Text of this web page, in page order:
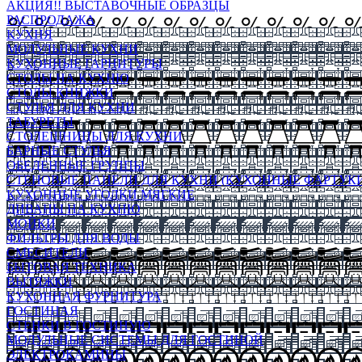
АКЦИЯ!! ВЫСТАВОЧНЫЕ ОБРАЗЦЫ
РАСПРОДАЖА
КУХНЯ
МОДУЛЬНЫЕ КУХНИ
КУХОННЫЕ ГАРНИТУРЫ
СТОЛЫ НА КУХНЮ
СТОЛЫ КНИЖКИ
СТУЛЬЯ ДЛЯ КУХНИ
ТАБУРЕТЫ
СТОЛЕШНИЦЫ ДЛЯ КУХНИ
БАРНЫЕ СТУЛЬЯ
ОБЕДЕННЫЕ ГРУППЫ
СТЕНОВЫЕ ПАНЕЛИ ДЛЯ КУХНИ (КУХОННЫЕ
КУХОННЫЕ УГОЛКИ МЯГКИЕ
ДИВАНЫ НА КУХНЮ
МОЙКИ
ФИЛЬТРЫ ДЛЯ ВОДЫ
СМЕСИТЕЛИ
БЫТОВАЯ ТЕХНИКА
ВЫТЯЖКИ
КУХОННАЯ ФУРНИТУРА
ГОСТИНАЯ
СТЕНКИ В ГОСТИНУЮ
МОДУЛЬНЫЕ СИСТЕМЫ ДЛЯ ГОСТИНОЙ
ЭЛЕКТРОКАМИНЫ